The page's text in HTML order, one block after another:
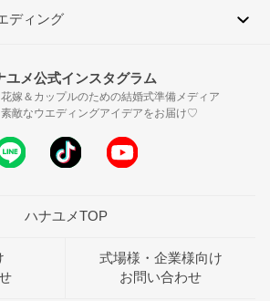
ディング
ユメ公式インスタグラム
嫁＆カップルのための結婚式準備メディア
敵なウエディングアイデアをお届け♡
ハナユメTOP
式場様・企業様向け
お問い合わせ